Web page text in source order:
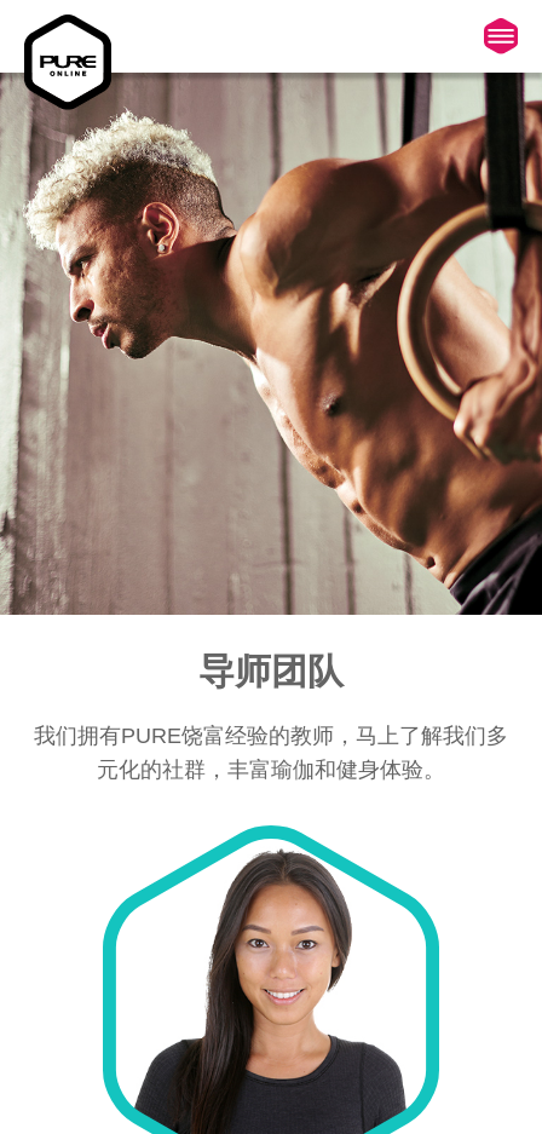
导师团队
我们拥有PURE饶富经验的教师，马上了解我们多
元化的社群，丰富瑜伽和健身体验。